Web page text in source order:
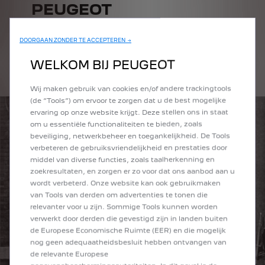
PEUGEOT
De bedrijfsauto's van PEUGEOT zijn ook onderdeel van de
bekend om hun betrouwbaarheid en duurzaamheid.
DOORGAAN ZONDER TE ACCEPTEREN →
WELKOM BIJ PEUGEOT
Wij maken gebruik van cookies en/of andere trackingtools
(de “Tools”) om ervoor te zorgen dat u de best mogelijke
ervaring op onze website krijgt. Deze stellen ons in staat
om u essentiële functionaliteiten te bieden, zoals
beveiliging, netwerkbeheer en toegankelijkheid. De Tools
verbeteren de gebruiksvriendelijkheid en prestaties door
middel van diverse functies, zoals taalherkenning en
zoekresultaten, en zorgen er zo voor dat ons aanbod aan u
wordt verbeterd. Onze website kan ook gebruikmaken
van Tools van derden om advertenties te tonen die
relevanter voor u zijn. Sommige Tools kunnen worden
verwerkt door derden die gevestigd zijn in landen buiten
de Europese Economische Ruimte (EER) en die mogelijk
nog geen adequaatheidsbesluit hebben ontvangen van
de relevante Europese